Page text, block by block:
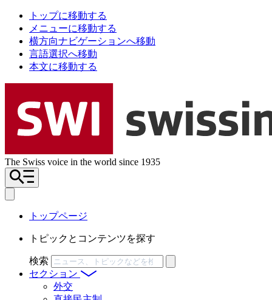
トップに移動する
メニューに移動する
横方向ナビゲーションへ移動
言語選択へ移動
本文に移動する
The Swiss voice in the world since 1935
トップページ
トピックとコンテンツを探す
検索
セクション
外交